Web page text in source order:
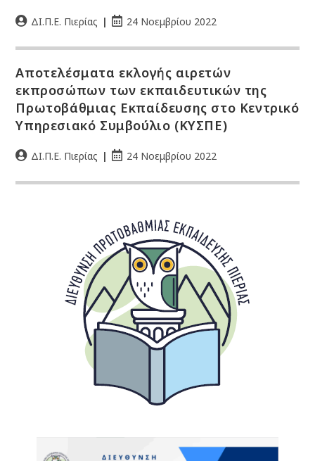
ΔΙ.Π.Ε. Πιερίας 24 Νοεμβρίου 2022
Αποτελέσματα εκλογής αιρετών
εκπροσώπων των εκπαιδευτικών της
Πρωτοβάθμιας Εκπαίδευσης στο Κεντρικό
Υπηρεσιακό Συμβούλιο (ΚΥΣΠΕ)
ΔΙ.Π.Ε. Πιερίας 24 Νοεμβρίου 2022